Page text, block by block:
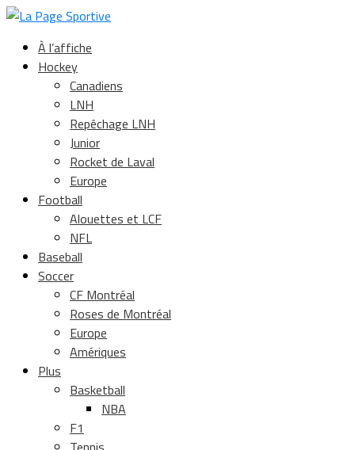
À l’affiche
Hockey
Canadiens
LNH
Repêchage LNH
Junior
Rocket de Laval
Europe
Football
Alouettes et LCF
NFL
Baseball
Soccer
CF Montréal
Roses de Montréal
Europe
Amériques
Plus
Basketball
NBA
F1